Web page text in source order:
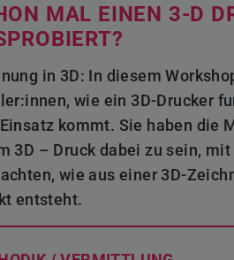
MAL EINEN 3-D
in 3D: In diesem
wie ein 3D-Drucker
kommt. Sie haben die
3D – Druck dabei zu sein,
wie aus einer 3D-
entsteht.